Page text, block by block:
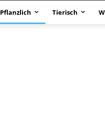
Pflanzlich Tierisch